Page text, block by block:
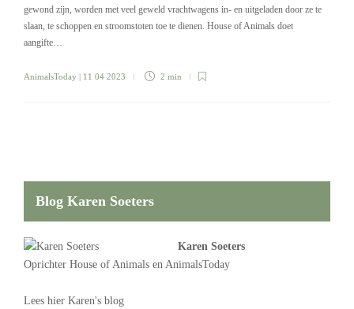
gewond zijn, worden met veel geweld vrachtwagens in- en uitgeladen door ze te
slaan, te schoppen en stroomstoten toe te dienen. House of Animals doet
aangifte…
AnimalsToday | 11 04 2023 2 min
Blog Karen Soeters
Karen Soeters
Oprichter House of Animals en AnimalsToday
Lees hier Karen's blog